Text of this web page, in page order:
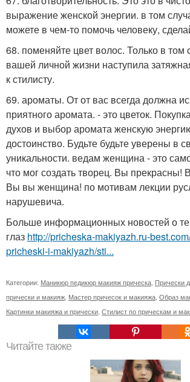
выражение женской энергии. в том
можете в чем-то помочь человеку,
68. поменяйте цвет волос. Только в том
вашей личной жизни наступила
к стилисту.
69. ароматы. От от вас всегда должна
приятного аромата. - это цветок.
духов и выбор аромата женскую
достоинство. Будьте будьте уверены в
уникальности. ведам женщина - это
что мог создать творец. Вы прекрасны!
Вы вы женщина! по мотивам лекции
нарушевича.
Больше информационных новостей о
глаз http://pricheska-makiyazh.ru-
pricheski-i-makiyazh/sti...
Категории: Маникюр педикюр макияж прическа Прически
прически и макияж Мастер причесок и макияжа Образ
Картинки макияжа и прически Стилист по прическам и
Читайте также